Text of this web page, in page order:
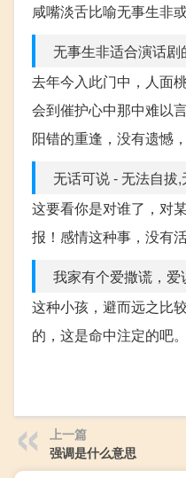
咸嘴淡舌比喻无事生非
无事生非适合演话
去年今入此门中，人面
会到催护心中那中难以
阳错的重逢，没有遗憾
无话可说 - 无法自拔
这要看你是对谁了，对
报！感情这种事，没有
我家有个爱撒谎，
这种小孩，避而远之比
的，这是命中注定的吧
上一篇
强调是什么意思